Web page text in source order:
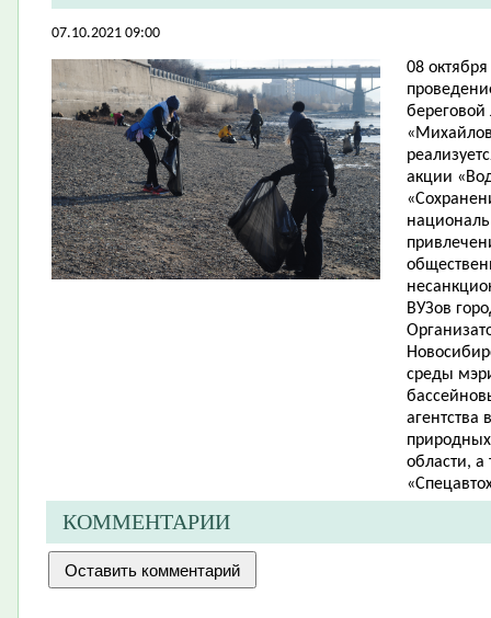
07.10.2021 09:00
08
акции
ВУЗов
среды
агентства
области,
КОММЕНТАРИИ